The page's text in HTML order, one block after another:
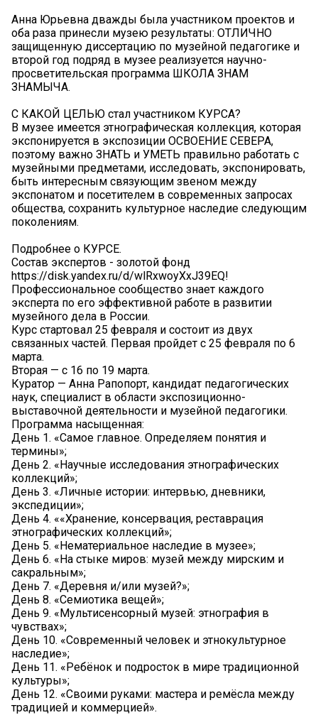
Анна Юрьевна дважды была участником проектов и
оба раза принесли музею результаты: ОТЛИЧНО
защищенную диссертацию по музейной педагогике и
второй год подряд в музее реализуется научно-
просветительская программа ШКОЛА ЗНАМ
ЗНАМЫЧА.
С КАКОЙ ЦЕЛЬЮ стал участником КУРСА?
В музее имеется этнографическая коллекция, которая
экспонируется в экспозиции ОСВОЕНИЕ СЕВЕРА,
поэтому важно ЗНАТЬ и УМЕТЬ правильно работать с
музейными предметами, исследовать, экспонировать,
быть интересным связующим звеном между
экспонатом и посетителем в современных запросах
общества, сохранить культурное наследие следующим
поколениям.
Подробнее о КУРСЕ.
Состав экспертов - золотой фонд
https://disk.yandex.ru/d/wlRxwoyXxJ39EQ!
Профессиональное сообщество знает каждого
эксперта по его эффективной работе в развитии
музейного дела в России.
Курс стартовал 25 февраля и состоит из двух
связанных частей. Первая пройдет с 25 февраля по 6
марта.
Вторая — с 16 по 19 марта.
Куратор — Анна Рапопорт, кандидат педагогических
наук, специалист в области экспозиционно-
выставочной деятельности и музейной педагогики.
Программа насыщенная:
День 1. «Самое главное. Определяем понятия и
термины»;
День 2. «Научные исследования этнографических
коллекций»;
День 3. «Личные истории: интервью, дневники,
экспедиции»;
День 4. ««Хранение, консервация, реставрация
этнографических коллекций»;
День 5. «Нематериальное наследие в музее»;
День 6. «На стыке миров: музей между мирским и
сакральным»;
День 7. «Деревня и/или музей?»;
День 8. «Семиотика вещей»;
День 9. «Мультисенсорный музей: этнография в
чувствах»;
День 10. «Современный человек и этнокультурное
наследие»;
День 11. «Ребёнок и подросток в мире традиционной
культуры»;
День 12. «Своими руками: мастера и ремёсла между
традицией и коммерцией».